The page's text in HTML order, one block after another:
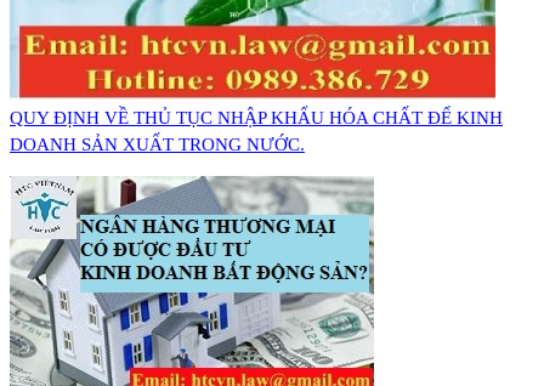
QUY ĐỊNH VỀ THỦ TỤC NHẬP KHẨU HÓA CHẤT ĐỂ KINH
DOANH SẢN XUẤT TRONG NƯỚC.